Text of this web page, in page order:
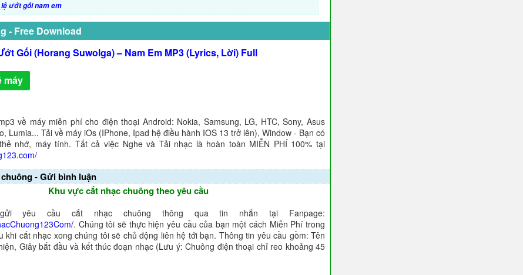
ướt gối nam em
- Free Download
Gối (Horang Suwolga) – Nam Em MP3 (Lyrics, Lời) Full
máy
về máy miễn phí cho điện thoại Android: Nokia, Samsung, LG, HTC, Sony, Asus
Lumia... Tải về máy iOs (IPhone, Ipad hệ điều hành IOS 13 trở lên), Window - Bạn có
nhớ, máy tính. Tất cả việc Nghe và Tải nhạc là hoàn toàn MIỄN PHÍ 100% tại
- Gửi bình luận
Khu vực cắt nhạc chuông theo yêu cầu
yêu cầu cắt nhạc chuông thông qua tin nhắn tại Fanpage:
. Chúng tôi sẽ thực hiện yêu cầu của bạn một cách Miễn Phí trong
khi cắt nhạc xong chúng tôi sẽ chủ động liên hệ tới bạn. Thông tin yêu cầu gồm: Tên
Giây bắt đầu và kết thúc đoạn nhạc (Lưu ý: Chuông điện thoại chỉ reo khoảng 45